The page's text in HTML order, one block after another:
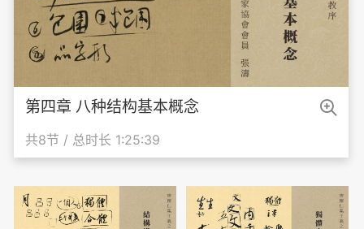
第四章 八种结构基本概念
共8节 / 总时长 1:25:39
